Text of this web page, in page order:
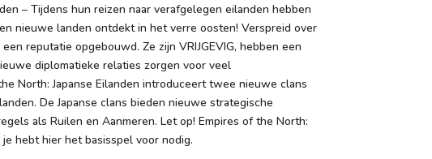
– Tijdens hun reizen naar verafgelegen eilanden hebben
nieuwe landen ontdekt in het verre oosten! Verspreid over
reputatie opgebouwd. Ze zijn VRIJGEVIG, hebben een
diplomatieke relaties zorgen voor veel
North: Japanse Eilanden introduceert twee nieuwe clans
De Japanse clans bieden nieuwe strategische
als Ruilen en Aanmeren. Let op! Empires of the North:
hebt hier het basisspel voor nodig.